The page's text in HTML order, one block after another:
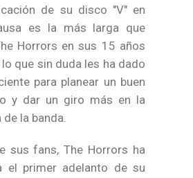
de su disco "V" en
es la más larga que
Horrors en sus 15 años
que sin duda les ha dado
para planear un buen
y dar un giro más en la
la banda.
sus fans, The Horrors ha
el primer adelanto de su